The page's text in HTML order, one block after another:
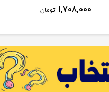
1,708,000 تومان